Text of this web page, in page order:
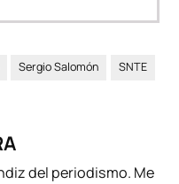
Sergio Salomón SNTE
del periodismo. Me